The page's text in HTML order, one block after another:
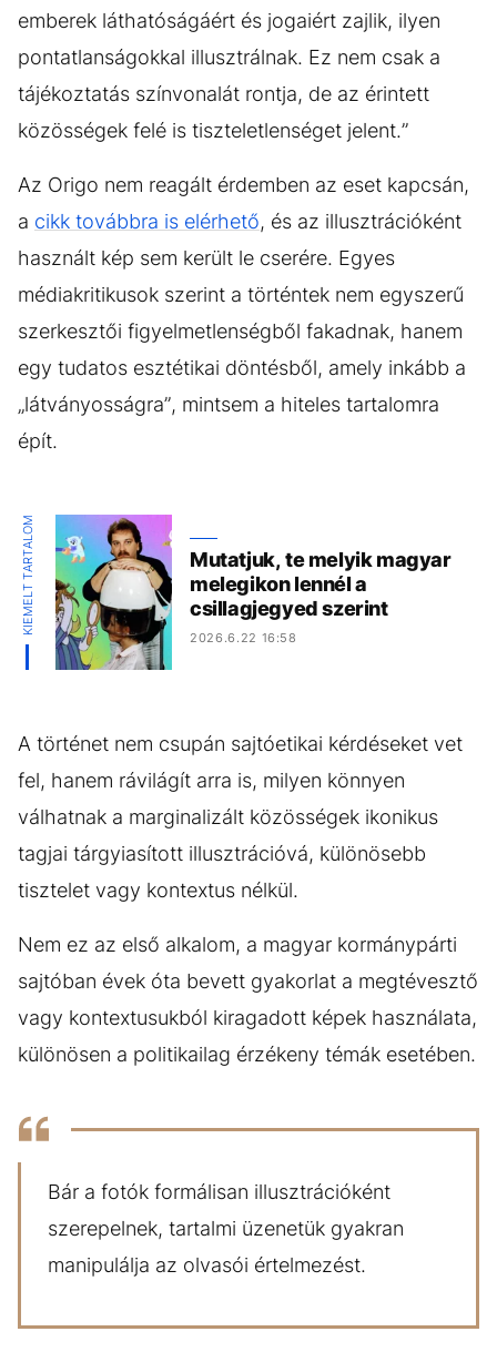
emberek láthatóságáért és jogaiért zajlik, ilyen
pontatlanságokkal illusztrálnak. Ez nem csak a
tájékoztatás színvonalát rontja, de az érintett
közösségek felé is tiszteletlenséget jelent.”
Az Origo nem reagált érdemben az eset kapcsán,
a cikk továbbra is elérhető, és az illusztrációként
használt kép sem került le cserére. Egyes
médiakritikusok szerint a történtek nem egyszerű
szerkesztői figyelmetlenségből fakadnak, hanem
egy tudatos esztétikai döntésből, amely inkább a
„látványosságra”, mintsem a hiteles tartalomra
épít.
KIEMELT TARTALOM
Mutatjuk, te melyik magyar
melegikon lennél a
csillagjegyed szerint
2026.6.22 16:58
A történet nem csupán sajtóetikai kérdéseket vet
fel, hanem rávilágít arra is, milyen könnyen
válhatnak a marginalizált közösségek ikonikus
tagjai tárgyiasított illusztrációvá, különösebb
tisztelet vagy kontextus nélkül.
Nem ez az első alkalom, a magyar kormánypárti
sajtóban évek óta bevett gyakorlat a megtévesztő
vagy kontextusukból kiragadott képek használata,
különösen a politikailag érzékeny témák esetében.
Bár a fotók formálisan illusztrációként
szerepelnek, tartalmi üzenetük gyakran
manipulálja az olvasói értelmezést.